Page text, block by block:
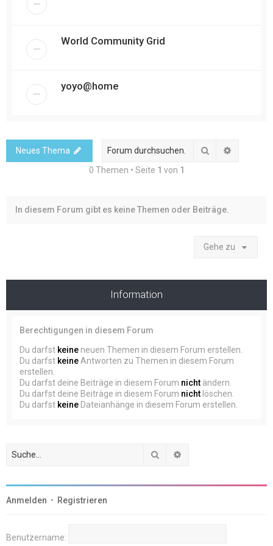
World Community Grid
yoyo@home
Neues Thema Suche
0 Themen • Seite 1 von 1
In diesem Forum gibt es keine Themen oder Beiträge.
Gehe zu
Information
Berechtigungen in diesem Forum
Du darfst keine neuen Themen in diesem Forum erstellen.
Du darfst keine Antworten zu Themen in diesem Forum
erstellen.
Du darfst deine Beiträge in diesem Forum nicht ändern.
Du darfst deine Beiträge in diesem Forum nicht löschen.
Du darfst keine Dateianhänge in diesem Forum erstellen.
Suche
Anmelden • Registrieren
Benutzername: